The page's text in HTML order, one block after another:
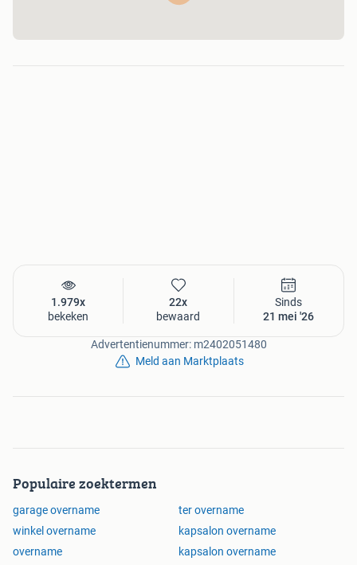
1.979x
bekeken
22x
bewaard
Sinds
21 mei '26
Advertentienummer: m2402051480
Meld aan Marktplaats
Populaire zoektermen
garage overname
ter overname
winkel overname
kapsalon overname
overname
kapsalon overname